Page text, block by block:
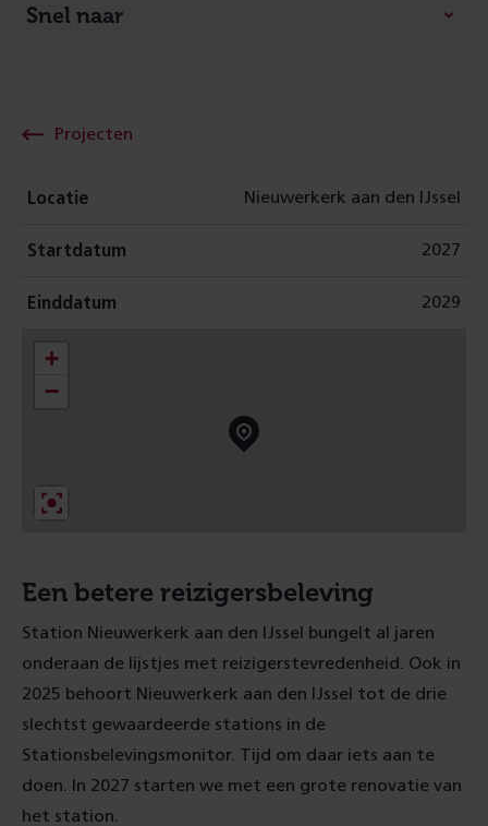
Snel naar
Projecten
Locatie Nieuwerkerk aan den IJssel
Startdatum 2027
Einddatum 2029
+
−
Een betere reizigersbeleving
Station Nieuwerkerk aan den IJssel bungelt al jaren
onderaan de lijstjes met reizigerstevredenheid. Ook in
2025 behoort Nieuwerkerk aan den IJssel tot de drie
slechtst gewaardeerde stations in de
Stationsbelevingsmonitor. Tijd om daar iets aan te
doen. In 2027 starten we met een grote renovatie van
het station.